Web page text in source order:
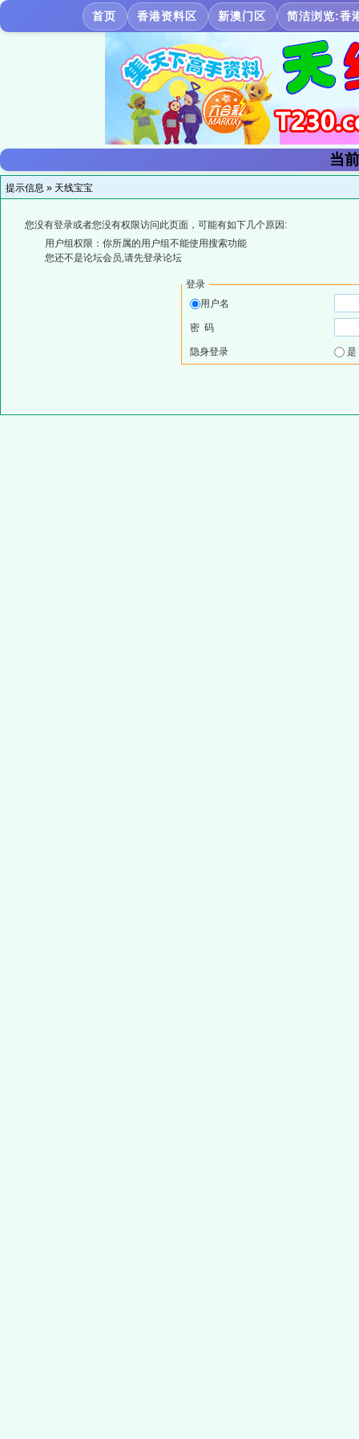
首页 香港资料区 新澳门区 简洁浏览:香
当
提示信息 » 天线宝宝
您没有登录或者您没有权限访问此页面，可能有如下几个原因:
用户组权限：你所属的用户组不能使用搜索功能
您还不是论坛会员,请先登录论坛
登录
用户名
密 码
隐身登录